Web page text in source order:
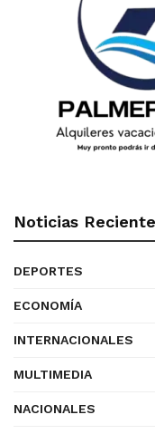
Noticias
DEPORTES
ECONOMÍA
INTERNACIONALES
MULTIMEDIA
NACIONALES